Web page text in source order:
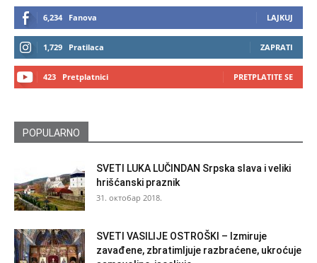
6,234 Fanova LAJKUJ
1,729 Pratilaca ZAPRATI
423 Pretplatnici PRETPLATITE SE
POPULARNO
SVETI LUKA LUČINDAN Srpska slava i veliki
hrišćanski praznik
31. октобар 2018.
SVETI VASILIJE OSTROŠKI – Izmiruje
zavađene, zbratimljuje razbraćene, ukroćuje